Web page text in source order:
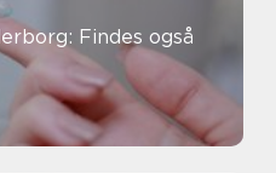
Findes også